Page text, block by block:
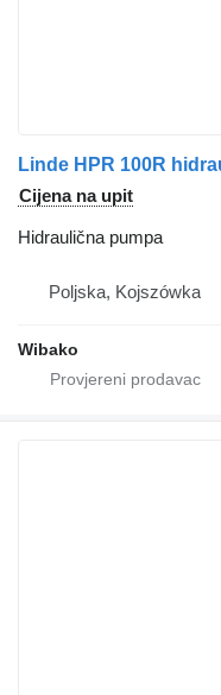
Linde HPR 100R
Cijena na upit
Hidraulična pumpa
Poljska, Kojszówka
Wibako